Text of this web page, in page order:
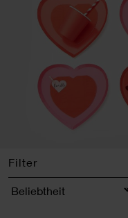
Filter
Sortierung